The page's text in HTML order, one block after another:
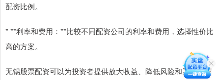
配资比例。
* **利率和费用：**比较不同配资公司的利率和费用，选择性价比
高的方案。
无锡股票配资可以为投资者提供放大收益、降低风险和灵活操作